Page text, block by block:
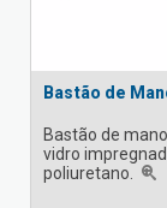
Bastão de
Bastão de
vidro
poliuretano.